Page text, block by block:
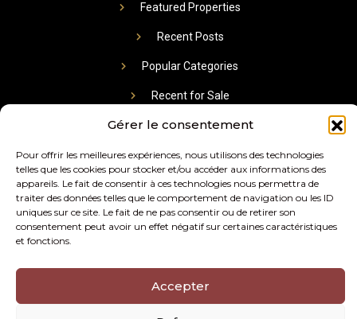
Gérer le consentement
Pour offrir les meilleures expériences, nous utilisons des technologies
telles que les cookies pour stocker et/ou accéder aux informations des
appareils. Le fait de consentir à ces technologies nous permettra de
traiter des données telles que le comportement de navigation ou les ID
uniques sur ce site. Le fait de ne pas consentir ou de retirer son
consentement peut avoir un effet négatif sur certaines caractéristiques
et fonctions.
Accepter
Featured Properties
Recent Posts
Popular Categories
Recent for Sale
Newsletter